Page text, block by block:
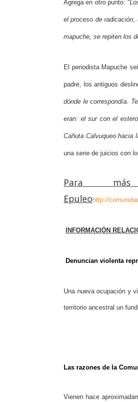
Agrega en otro punto: “
el proceso de
mapuche, se repiten los
El periodista Mapuche
padre, los antiguos
dónde le correspondía.
eran: el sur con el
Cañuta Calvuqueo hacia
una serie de juicios con
Para
Epuleo http://
INFORMACIÓN
Denuncian violenta
Una nueva ocupación y
territorio ancestral un
Las razones de la
Vienen hace